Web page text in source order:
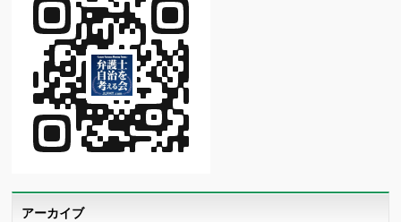
アーカイブ